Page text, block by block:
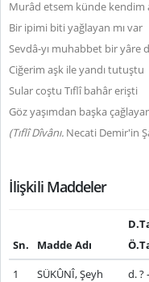
Murâd etsem künde kendim
Bir ipimi biti yağlayan mı var
Sevdâ-yı muhabbet bir yâre
Ciğerim aşk ile yandı tutuştu
Sular coştu Tıflî bahâr erişti
Göz yaşımdan başka
(Tıflî Dîvânı. Necati Demir'in
İlişkili Maddeler
Sn. Madde Adı
1
SÜKÛNÎ, Şeyh
d. ?